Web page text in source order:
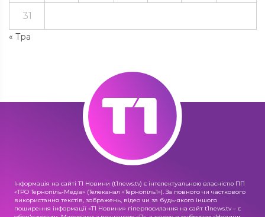
« Тра
31
Інформація на сайті Т1 Новини (t1news.tv) є інтелектуальною власністю ПП
«ТРО Тернопіль-Медіа» (Телеканал «Тернопіль1»). За повного чи часткового
використання текстів, зображень, відео чи за будь-якого іншого
поширення інформації «Т1 Новини» гіперпосилання на сайт t1news.tv – є